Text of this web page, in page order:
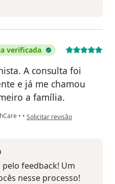
verificada
A consulta foi
e já me chamou
a família.
• • na opinião do utilizador
Solicitar revisão
feedback! Um
nesse processo!